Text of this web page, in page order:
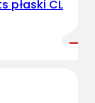
płaski CL